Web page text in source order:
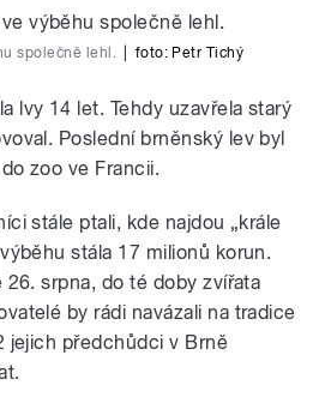
společně lehl. foto: Petr Tichý
lvy 14 let. Tehdy uzavřela starý
Poslední brněnský lev byl
zoo ve Francii.
stále ptali, kde najdou „krále
stála 17 milionů korun.
srpna, do té doby zvířata
by rádi navázali na tradice
jejich předchůdci v Brně